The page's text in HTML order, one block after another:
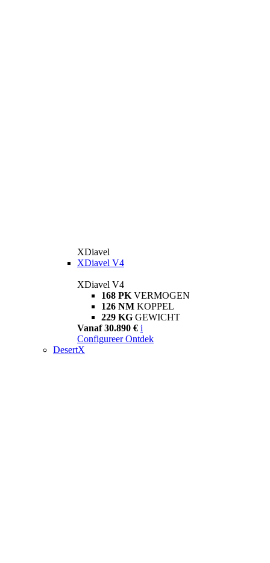
XDiavel
XDiavel V4
XDiavel V4
168 PK VERMOGEN
126 NM KOPPEL
229 KG GEWICHT
Vanaf 30.890 € i
Configureer Ontdek
DesertX